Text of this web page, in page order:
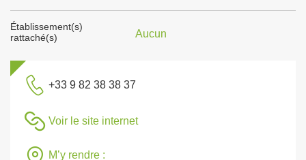
Établissement(s)
rattaché(s)
Aucun
+33 9 82 38 38 37
Voir le site internet
M’y rendre :